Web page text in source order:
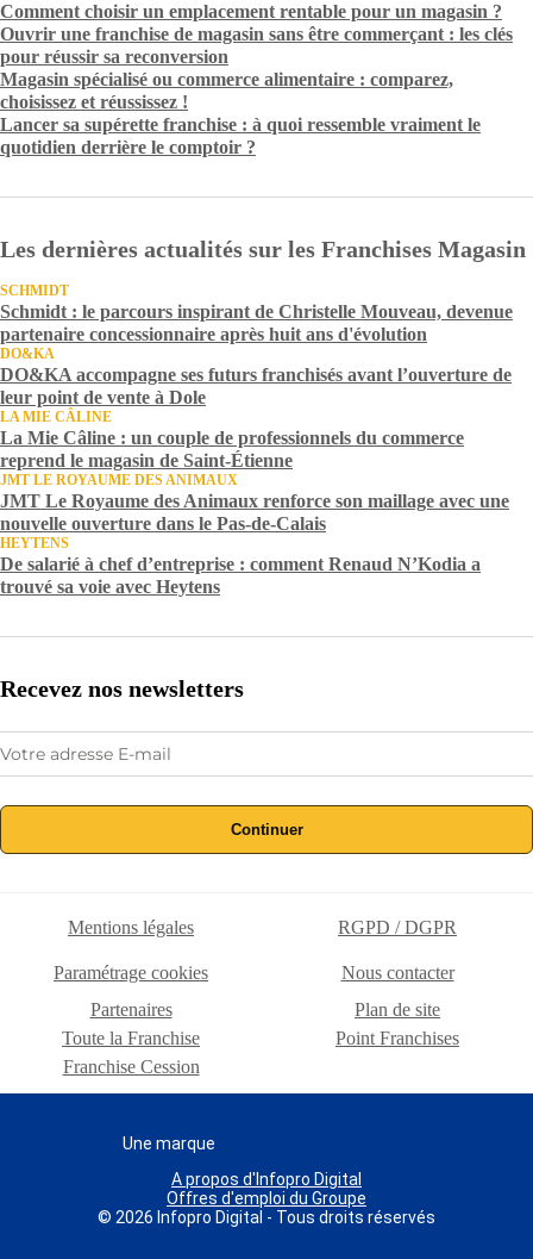
Comment choisir un emplacement rentable pour un magasin ?
Ouvrir une franchise de magasin sans être commerçant : les clés
pour réussir sa reconversion
Magasin spécialisé ou commerce alimentaire : comparez,
choisissez et réussissez !
Lancer sa supérette franchise : à quoi ressemble vraiment le
quotidien derrière le comptoir ?
Les dernières actualités sur les Franchises Magasin
SCHMIDT
Schmidt : le parcours inspirant de Christelle Mouveau, devenue
partenaire concessionnaire après huit ans d'évolution
DO&KA
DO&KA accompagne ses futurs franchisés avant l’ouverture de
leur point de vente à Dole
LA MIE CÂLINE
La Mie Câline : un couple de professionnels du commerce
reprend le magasin de Saint-Étienne
JMT LE ROYAUME DES ANIMAUX
JMT Le Royaume des Animaux renforce son maillage avec une
nouvelle ouverture dans le Pas-de-Calais
HEYTENS
De salarié à chef d’entreprise : comment Renaud N’Kodia a
trouvé sa voie avec Heytens
Recevez nos newsletters
Continuer
Mentions légales RGPD / DGPR
Paramétrage cookies
Nous contacter
Partenaires
Plan de site
Toute la Franchise
Point Franchises
Franchise Cession
Une marque
A propos d'Infopro Digital
Offres d'emploi du Groupe
© 2026 Infopro Digital - Tous droits réservés